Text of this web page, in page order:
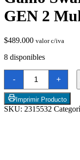
GEN 2
$489.000 valor c/iva
8 disponibles
-
Gamo
Swarm
Maxxim
10X
GEN
2
+
Imprimir Producto
SKU: 2315532